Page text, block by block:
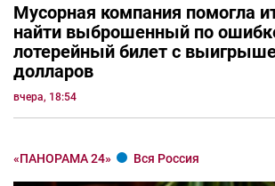
Мусорная компания помогла
найти выброшенный по
лотерейный билет с
долларов
вчера, 18:54
«ПАНОРАМА 24» Вся Россия